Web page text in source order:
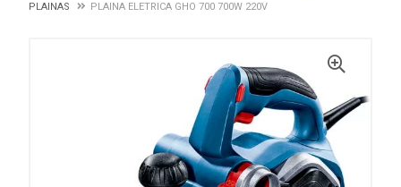
PLAINAS
PLAINA ELETRICA GHO 700 700W 220V